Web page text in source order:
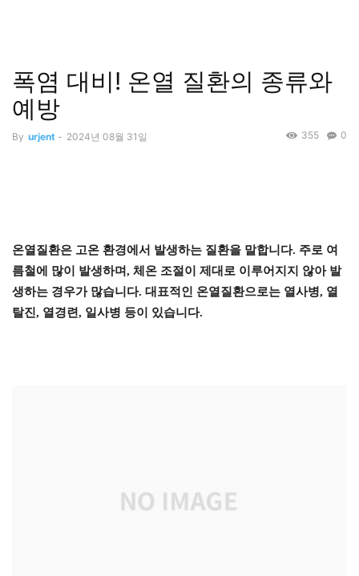
폭염 대비! 온열 질환의 종류와
예방
By urjent - 2024년 08월 31일 0
355
온열질환은 고온 환경에서 발생하는 질환을 말합니다. 주로 여
름철에 많이 발생하며, 체온 조절이 제대로 이루어지지 않아 발
생하는 경우가 많습니다. 대표적인 온열질환으로는 열사병, 열
탈진, 열경련, 일사병 등이 있습니다.